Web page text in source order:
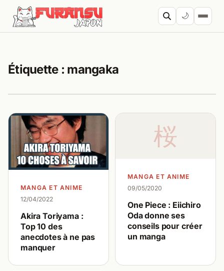
Aller au contenu
🌙
Étiquette : mangaka
MANGA ET ANIME
12/04/2022
Akira Toriyama :
Top 10 des
anecdotes à ne pas
manquer
桜
MANGA ET ANIME
09/05/2020
One Piece : Eiichiro
Oda donne ses
conseils pour créer
un manga